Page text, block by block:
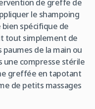
de greffe de
le shampoing
spécifique de
tout simplement de
de la main ou
une compresse stérile
greffée en tapotant
de petits massages